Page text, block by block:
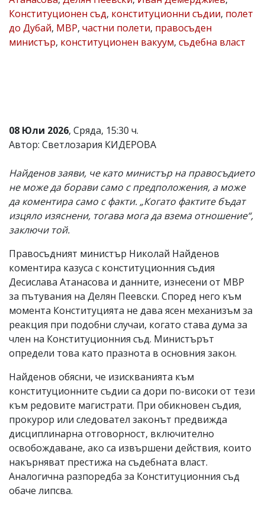
Коментарите
статиите
се
отговорност
за
тях!
откриете
обиден
за
вас
коментар,
моля
сигнализирайте
Конституционен съд, конституционни съдии, полет
до Дубай, МВР, частни полети, правосъден
министър, конституционен вакуум, съдебна власт
08 Юли 2026, Сряда, 15:30 ч.
Автор: Светлозария КИДЕРОВА
Найденов заяви, че като министър на правосъдието
не може да борави само с предположения, а може
да коментира само с факти. „Когато фактите бъдат
изцяло изяснени, тогава мога да взема отношение“,
заключи той.
Правосъдният министър Николай Найденов
коментира казуса с конституционния съдия
Десислава Атанасова и данните, изнесени от МВР
за пътувания на Делян Пеевски. Според него към
момента Конституцията не дава ясен механизъм за
реакция при подобни случаи, когато става дума за
член на Конституционния съд. Министърът
определи това като празнота в основния закон.
Найденов обясни, че изискванията към
конституционните съдии са дори по-високи от тези
към редовите магистрати. При обикновен съдия,
прокурор или следовател законът предвижда
дисциплинарна отговорност, включително
освобождаване, ако са извършени действия, които
накърняват престижа на съдебната власт.
Аналогична разпоредба за Конституционния съд
обаче липсва.